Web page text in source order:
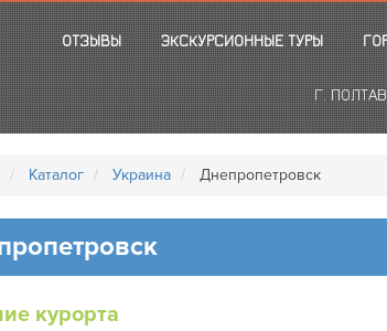
ОТЗЫВЫ ЭКСКУРСИОННЫЕ ТУРЫ
Г.
Каталог Украина Днепропетровск
курорта